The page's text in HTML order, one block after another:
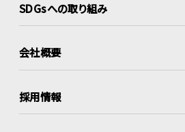
SDGsへの取り組み
会社概要
採用情報